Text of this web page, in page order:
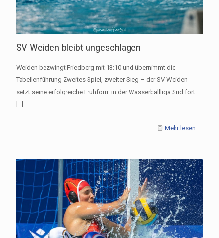
SV Weiden bleibt ungeschlagen
Weiden bezwingt Friedberg mit 13:10 und übernimmt die
Tabellenführung Zweites Spiel, zweiter Sieg – der SV Weiden
setzt seine erfolgreiche Frühform in der Wasserballliga Süd fort
[…]
Mehr lesen